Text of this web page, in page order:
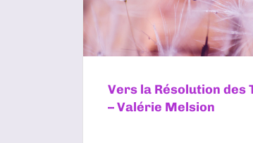
Vers la Résolution des
– Valérie Melsion